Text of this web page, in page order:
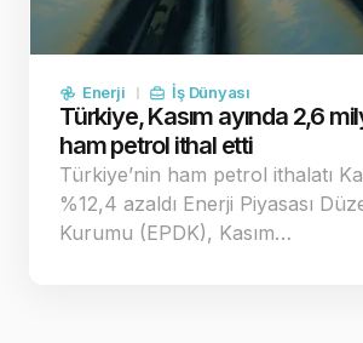
Enerji İş Dünyası
Türkiye, Kasım ayında 2,6
ham petrol ithal etti
Türkiye’nin ham petrol ithalatı
%12,4 azaldı Enerji Piyasası
Kurumu (EPDK), Kasım…